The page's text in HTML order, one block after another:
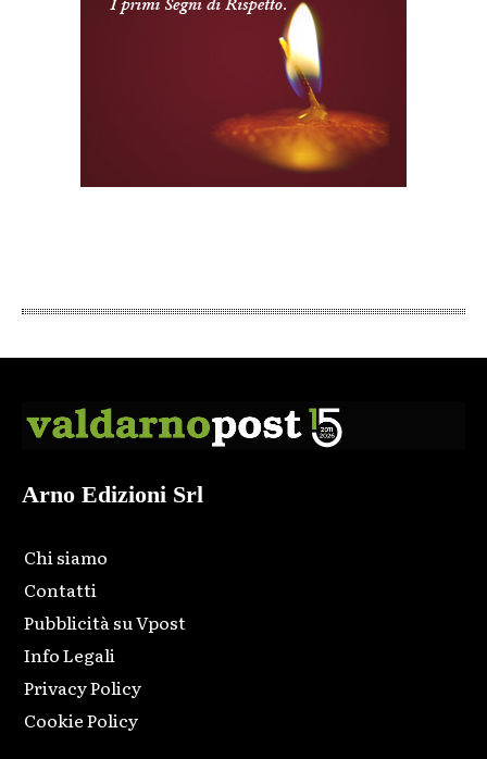
Arno Edizioni Srl
Chi siamo
Contatti
Pubblicità su Vpost
Info Legali
Privacy Policy
Cookie Policy